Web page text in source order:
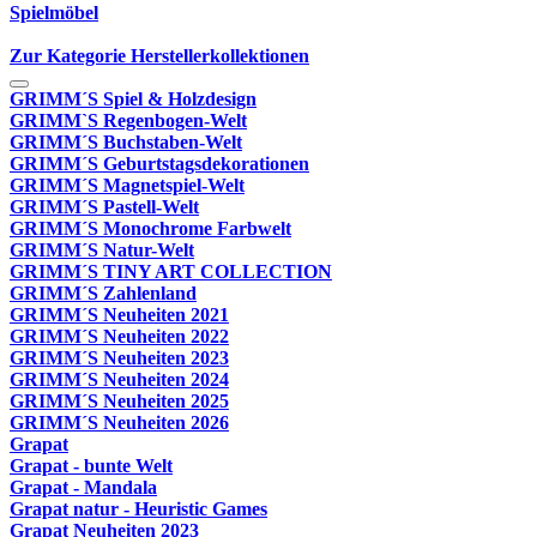
Spielmöbel
Zur Kategorie Herstellerkollektionen
GRIMM´S Spiel & Holzdesign
GRIMM`S Regenbogen-Welt
GRIMM´S Buchstaben-Welt
GRIMM´S Geburtstagsdekorationen
GRIMM´S Magnetspiel-Welt
GRIMM´S Pastell-Welt
GRIMM´S Monochrome Farbwelt
GRIMM´S Natur-Welt
GRIMM´S TINY ART COLLECTION
GRIMM´S Zahlenland
GRIMM´S Neuheiten 2021
GRIMM´S Neuheiten 2022
GRIMM´S Neuheiten 2023
GRIMM´S Neuheiten 2024
GRIMM´S Neuheiten 2025
GRIMM´S Neuheiten 2026
Grapat
Grapat - bunte Welt
Grapat - Mandala
Grapat natur - Heuristic Games
Grapat Neuheiten 2023